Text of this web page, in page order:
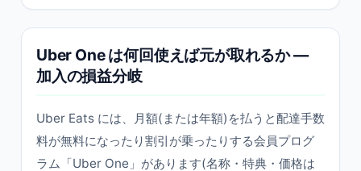
Uber One は何回使えば元が取れるか ―
加入の損益分岐
Uber Eats には、月額(または年額)を払うと配達手数
料が無料になったり割引が乗ったりする会員プログ
ラム「Uber One」があります(名称・特典・価格は